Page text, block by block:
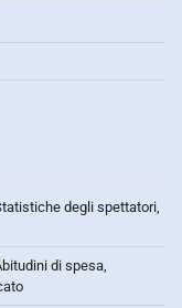
degli spettatori,
di spesa,